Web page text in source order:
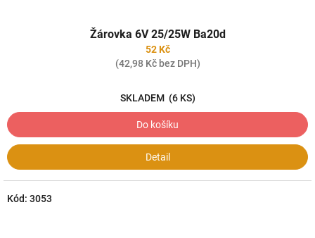
Žárovka 6V 25/25W Ba20d
52 Kč
(42,98 Kč bez DPH)
SKLADEM (6 KS)
Do košíku
Detail
Kód: 3053